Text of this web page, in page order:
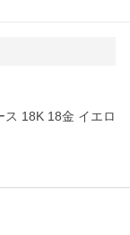
ス 18K 18金 イエロ